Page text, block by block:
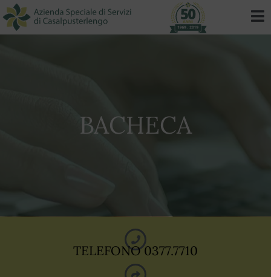
BACHECA
TELEFONO 0377.7710